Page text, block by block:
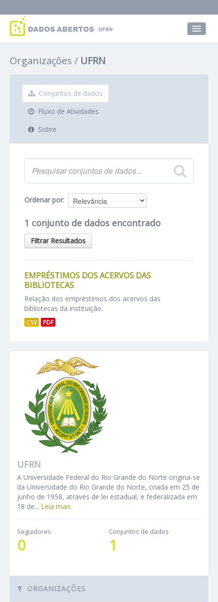
Grupos
Sobre
Organizações UFRN
Conjuntos de dados
Fluxo de Atividades
Sobre
Ordenar por
1 conjunto de dados encontrado
Filtrar Resultados
EMPRÉSTIMOS DOS ACERVOS DAS
BIBLIOTECAS
Relação dos empréstimos dos acervos das
bibliotecas da instituição.
CSV PDF
UFRN
A Universidade Federal do Rio Grande do Norte origina-se
da Universidade do Rio Grande do Norte, criada em 25 de
junho de 1958, através de lei estadual, e federalizada em
18 de... Leia mais
Seguidores
0
Conjuntos de dados
1
ORGANIZAÇÕES